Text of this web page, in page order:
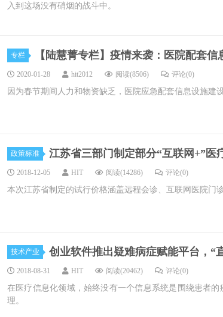
入到这场没有硝烟的战斗中。
专栏 【陆慧菁专栏】疫情来袭：医院配套
2020-01-28 hit2012 阅读(8506) 评论(0)
因为春节期间人力和物资缺乏，医院应急配套信息设施建
政策标准 江苏省三部门制定部分“互联网+”医
2018-12-05 HIT 阅读(14286) 评论(0)
本次江苏省制定的试行价格涵盖远程会诊、互联网医院门
技术产业 创业软件推出疑难病症赋能平台，“
2018-08-31 HIT 阅读(20462) 评论(0)
在医疗信息化领域，始终没有一个信息系统是围绕患者
理。